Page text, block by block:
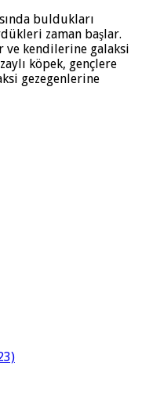
buldukları
zaman başlar.
ve kendilerine galaksi
köpek, gençlere
gezegenlerine